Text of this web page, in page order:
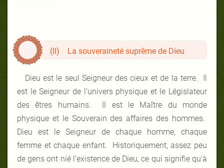
(II) La souveraineté suprême de Dieu
Dieu est le seul Seigneur des cieux et de la terre. Il
est le Seigneur de l’univers physique et le Législateur
des êtres humains. Il est le Maître du monde
physique et le Souverain des affaires des hommes.
Dieu est le Seigneur de chaque homme, chaque
femme et chaque enfant. Historiquement, assez peu
de gens ont nié l’existence de Dieu, ce qui signifie qu’à